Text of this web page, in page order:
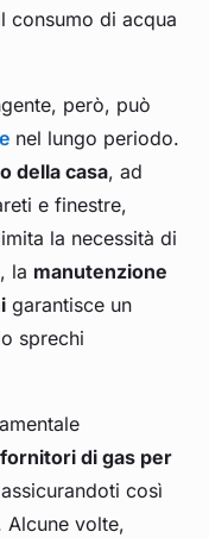
consumo di acqua
però, può
nel lungo periodo.
della casa, ad
e finestre,
la necessità di
la manutenzione
garantisce un
sprechi
di gas per
così
Alcune volte,